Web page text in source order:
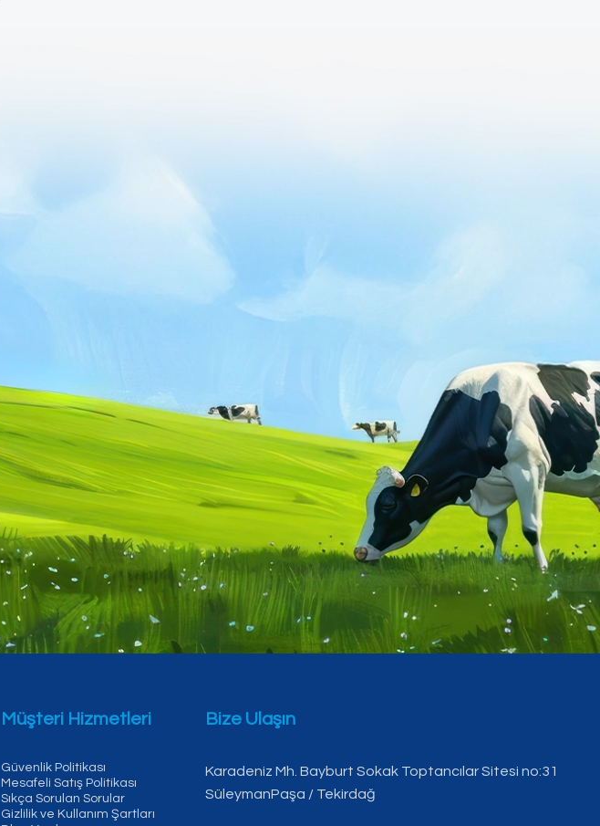
Müşteri Hizmetleri
Güvenlik Politikası
Mesafeli Satış Politikası
Sıkça Sorulan Sorular
Gizlilik ve Kullanım Şartları
Bize Ulaşın
Karadeniz Mh. Bayburt Sokak Toptancılar Sitesi no:31
SüleymanPaşa / Tekirdağ